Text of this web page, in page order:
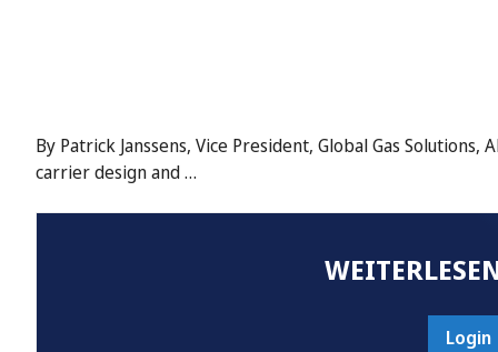
By Patrick Janssens, Vice President, Global Gas
carrier design and …
Login